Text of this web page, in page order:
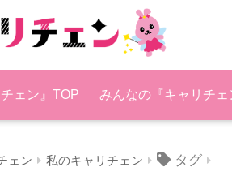
チェン』TOP みんなの『キャリチェ
ェン 私のキャリチェン タグ